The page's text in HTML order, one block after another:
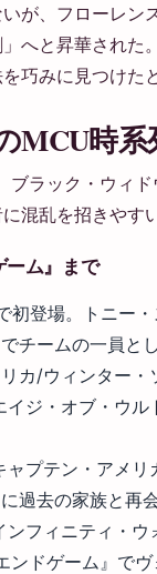
が、フローレ
へと昇華され
巧みに見つけた
MCU時系
ラック・ウィ
混乱を招きやす
ーム』まで
初登場。トニー
チームの一員と
カ/ウィンター
ジ・オブ・ウ
プテン・アメ
過去の家族と再
フィニティ・
ドゲーム』で